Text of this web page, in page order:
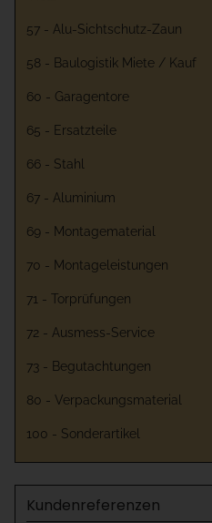
57 - Alu-Sichtschutz-Zaun
58 - Baulogistik Miete / Kauf
60 - Garagentore
65 - Ersatzteile
66 - Stahl
67 - Aluminium
69 - Montagematerial
70 - Montageleistungen
71 - Torprüfungen
72 - Ausmess-Service
73 - Begutachtungen
80 - Verpackungsmaterial
100 - Sonderartikel
Kundenreferenzen